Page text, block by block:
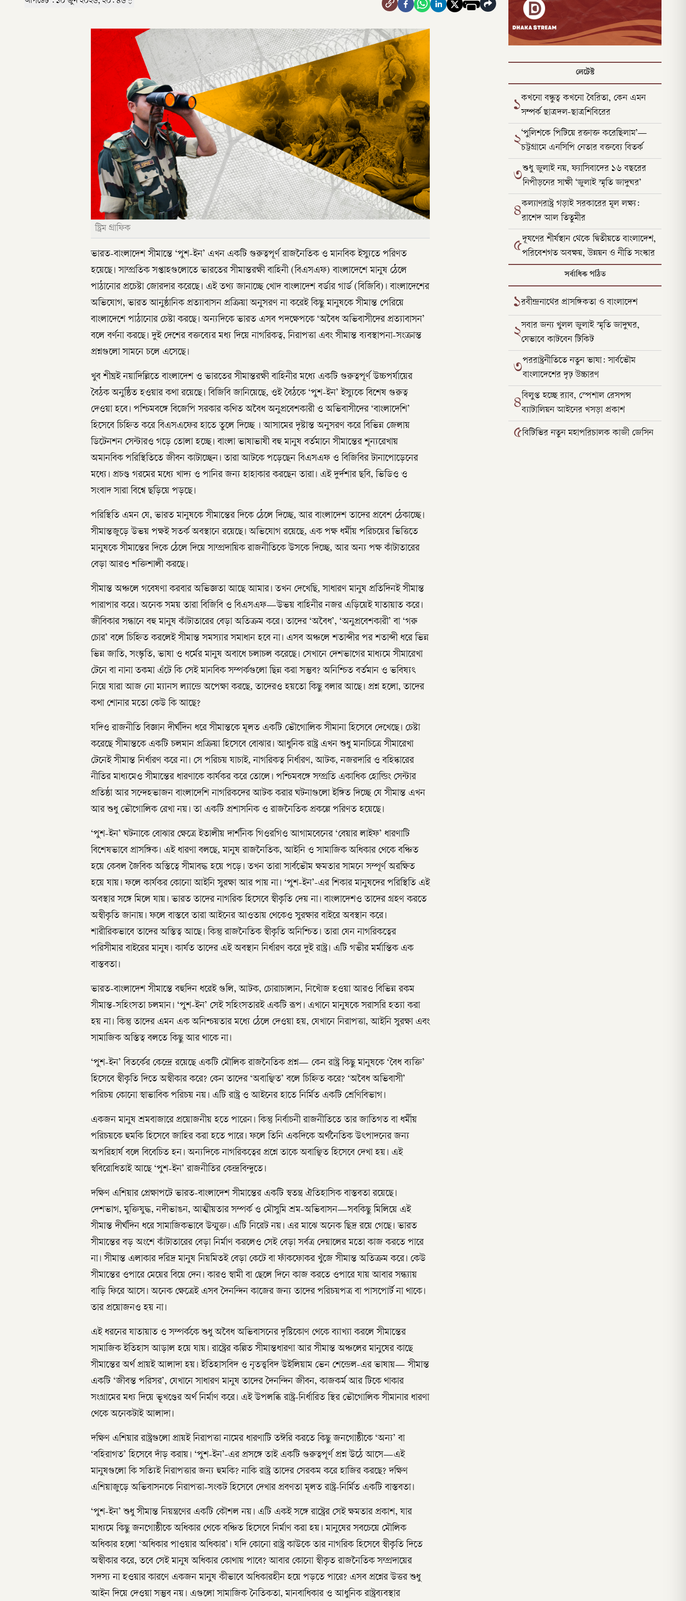
স্ট্রিম গ্রাফিক
ভারত-বাংলাদেশ সীমান্তে ‘পুশ-ইন’ এখন একটি গুরুত্বপূর্ণ রাজনৈতিক ও মানবিক ইস্যুতে পরিণত
হয়েছে। সাম্প্রতিক সপ্তাহগুলোতে ভারতের সীমান্তরক্ষী বাহিনী (বিএসএফ) বাংলাদেশে মানুষ ঠেলে
পাঠানোর প্রচেষ্টা জোরদার করেছে। এই তথ্য জানাচ্ছে খোদ বাংলাদেশ বর্ডার গার্ড (বিজিবি)। বাংলাদেশের
অভিযোগ, ভারত আনুষ্ঠানিক প্রত্যাবাসন প্রক্রিয়া অনুসরণ না করেই কিছু মানুষকে সীমান্ত পেরিয়ে
বাংলাদেশে পাঠানোর চেষ্টা করছে। অন্যদিকে ভারত এসব পদক্ষেপকে ‘অবৈধ অভিবাসীদের প্রত্যাবাসন’
বলে বর্ণনা করছে। দুই দেশের বক্তব্যের মধ্য দিয়ে নাগরিকত্ব, নিরাপত্তা এবং সীমান্ত ব্যবস্থাপনা-সংক্রান্ত
প্রশ্নগুলো সামনে চলে এসেছে।
খুব শীঘ্রই নয়াদিল্লিতে বাংলাদেশ ও ভারতের সীমান্তরক্ষী বাহিনীর মধ্যে একটি গুরুত্বপূর্ণ উচ্চপর্যায়ের
বৈঠক অনুষ্ঠিত হওয়ার কথা রয়েছে। বিজিবি জানিয়েছে, ওই বৈঠকে ‘পুশ-ইন’ ইস্যুকে বিশেষ গুরুত্ব
দেওয়া হবে। পশ্চিমবঙ্গে বিজেপি সরকার কথিত অবৈধ অনুপ্রবেশকারী ও অভিবাসীদের ‘বাংলাদেশি’
হিসেবে চিহ্নিত করে বিএসএফের হাতে তুলে দিচ্ছে । আসামের দৃষ্টান্ত অনুসরণ করে বিভিন্ন জেলায়
ডিটেনশন সেন্টারও গড়ে তোলা হচ্ছে। বাংলা ভাষাভাষী বহু মানুষ বর্তমানে সীমান্তের শূন্যরেখায়
অমানবিক পরিস্থিতিতে জীবন কাটাচ্ছেন। তারা আটকে পড়েছেন বিএসএফ ও বিজিবির টানাপোড়েনের
মধ্যে। প্রচণ্ড গরমের মধ্যে খাদ্য ও পানির জন্য হাহাকার করছেন তারা। এই দুর্দশার ছবি, ভিডিও ও
সংবাদ সারা বিশ্বে ছড়িয়ে পড়ছে।
পরিস্থিতি এমন যে, ভারত মানুষকে সীমান্তের দিকে ঠেলে দিচ্ছে, আর বাংলাদেশ তাদের প্রবেশ ঠেকাচ্ছে।
সীমান্তজুড়ে উভয় পক্ষই সতর্ক অবস্থানে রয়েছে। অভিযোগ রয়েছে, এক পক্ষ ধর্মীয় পরিচয়ের ভিত্তিতে
মানুষকে সীমান্তের দিকে ঠেলে দিয়ে সাম্প্রদায়িক রাজনীতিকে উসকে দিচ্ছে, আর অন্য পক্ষ কাঁটাতারের
বেড়া আরও শক্তিশালী করছে।
সীমান্ত অঞ্চলে গবেষণা করবার অভিজ্ঞতা আছে আমার। তখন দেখেছি, সাধারণ মানুষ প্রতিদিনই সীমান্ত
পারাপার করে। অনেক সময় তারা বিজিবি ও বিএসএফ—উভয় বাহিনীর নজর এড়িয়েই যাতায়াত করে।
জীবিকার সন্ধানে বহু মানুষ কাঁটাতারের বেড়া অতিক্রম করে। তাদের ‘অবৈধ’, ‘অনুপ্রবেশকারী’ বা ‘গরু
চোর’ বলে চিহ্নিত করলেই সীমান্ত সমস্যার সমাধান হবে না। এসব অঞ্চলে শতাব্দীর পর শতাব্দী ধরে ভিন্ন
ভিন্ন জাতি, সংস্কৃতি, ভাষা ও ধর্মের মানুষ অবাধে চলাচল করেছে। সেখানে দেশভাগের মাধ্যমে সীমারেখা
টেনে বা নানা তকমা এঁটে কি সেই মানবিক সম্পর্কগুলো ছিন্ন করা সম্ভব? অনিশ্চিত বর্তমান ও ভবিষ্যৎ
নিয়ে যারা আজ নো ম্যানস ল্যান্ডে অপেক্ষা করছে, তাদেরও হয়তো কিছু বলার আছে। প্রশ্ন হলো, তাদের
কথা শোনার মতো কেউ কি আছে?
যদিও রাজনীতি বিজ্ঞান দীর্ঘদিন ধরে সীমান্তকে মূলত একটি ভৌগোলিক সীমানা হিসেবে দেখেছে। চেষ্টা
করেছে সীমান্তকে একটি চলমান প্রক্রিয়া হিসেবে বোঝার। আধুনিক রাষ্ট্র এখন শুধু মানচিত্রে সীমারেখা
টেনেই সীমান্ত নির্ধারণ করে না। সে পরিচয় যাচাই, নাগরিকত্ব নির্ধারণ, আটক, নজরদারি ও বহিষ্কারের
নীতির মাধ্যমেও সীমান্তের ধারণাকে কার্যকর করে তোলে। পশ্চিমবঙ্গে সম্প্রতি একাধিক হোল্ডিং সেন্টার
প্রতিষ্ঠা আর সন্দেহভাজন বাংলাদেশি নাগরিকদের আটক করার ঘটনাগুলো ইঙ্গিত দিচ্ছে যে সীমান্ত এখন
আর শুধু ভৌগোলিক রেখা নয়। তা একটি প্রশাসনিক ও রাজনৈতিক প্রকল্পে পরিণত হয়েছে।
‘পুশ-ইন’ ঘটনাকে বোঝার ক্ষেত্রে ইতালীয় দার্শনিক গিওরগিও আগামবেনের ‘বেয়ার লাইফ’ ধারণাটি
বিশেষভাবে প্রাসঙ্গিক। এই ধারণা বলছে, মানুষ রাজনৈতিক, আইনি ও সামাজিক অধিকার থেকে বঞ্চিত
হয়ে কেবল জৈবিক অস্তিত্বে সীমাবদ্ধ হয়ে পড়ে। তখন তারা সার্বভৌম ক্ষমতার সামনে সম্পূর্ণ অরক্ষিত
হয়ে যায়। ফলে কার্যকর কোনো আইনি সুরক্ষা আর পায় না। ‘পুশ-ইন’-এর শিকার মানুষদের পরিস্থিতি এই
অবস্থার সঙ্গে মিলে যায়। ভারত তাদের নাগরিক হিসেবে স্বীকৃতি দেয় না। বাংলাদেশও তাদের গ্রহণ করতে
অস্বীকৃতি জানায়। ফলে বাস্তবে তারা আইনের আওতায় থেকেও সুরক্ষার বাইরে অবস্থান করে।
শারীরিকভাবে তাদের অস্তিত্ব আছে। কিন্তু রাজনৈতিক স্বীকৃতি অনিশ্চিত। তারা যেন নাগরিকত্বের
পরিসীমার বাইরের মানুষ। কার্যত তাদের এই অবস্থান নির্ধারণ করে দুই রাষ্ট্র। এটি গভীর মর্মান্তিক এক
বাস্তবতা।
ভারত-বাংলাদেশ সীমান্তে বহুদিন ধরেই গুলি, আটক, চোরাচালান, নিখোঁজ হওয়া আরও বিভিন্ন রকম
সীমান্ত-সহিংসতা চলমান। ‘পুশ-ইন’ সেই সহিংসতারই একটি রূপ। এখানে মানুষকে সরাসরি হত্যা করা
হয় না। কিন্তু তাদের এমন এক অনিশ্চয়তার মধ্যে ঠেলে দেওয়া হয়, যেখানে নিরাপত্তা, আইনি সুরক্ষা এবং
সামাজিক অস্তিত্ব বলতে কিছু আর থাকে না।
‘পুশ-ইন’ বিতর্কের কেন্দ্রে রয়েছে একটি মৌলিক রাজনৈতিক প্রশ্ন— কেন রাষ্ট্র কিছু মানুষকে ‘বৈধ ব্যক্তি’
হিসেবে স্বীকৃতি দিতে অস্বীকার করে? কেন তাদের ‘অবাঞ্ছিত’ বলে চিহ্নিত করে? ‘অবৈধ অভিবাসী’
পরিচয় কোনো স্বাভাবিক পরিচয় নয়। এটি রাষ্ট্র ও আইনের হাতে নির্মিত একটি শ্রেণিবিভাগ।
একজন মানুষ শ্রমবাজারে প্রয়োজনীয় হতে পারেন। কিন্তু নির্বাচনী রাজনীতিতে তার জাতিগত বা ধর্মীয়
পরিচয়কে হুমকি হিসেবে জাহির করা হতে পারে। ফলে তিনি একদিকে অর্থনৈতিক উৎপাদনের জন্য
অপরিহার্য বলে বিবেচিত হন। অন্যদিকে নাগরিকত্বের প্রশ্নে তাকে অবাঞ্ছিত হিসেবে দেখা হয়। এই
স্ববিরোধিতাই আছে ‘পুশ-ইন’ রাজনীতির কেন্দ্রবিন্দুতে।
দক্ষিণ এশিয়ার প্রেক্ষাপটে ভারত-বাংলাদেশ সীমান্তের একটি স্বতন্ত্র ঐতিহাসিক বাস্তবতা রয়েছে।
দেশভাগ, মুক্তিযুদ্ধ, নদীভাঙন, আত্মীয়তার সম্পর্ক ও মৌসুমি শ্রম-অভিবাসন—সবকিছু মিলিয়ে এই
সীমান্ত দীর্ঘদিন ধরে সামাজিকভাবে উন্মুক্ত। এটি নিরেট নয়। এর মাঝে অনেক ছিদ্র রয়ে গেছে। ভারত
সীমান্তের বড় অংশে কাঁটাতারের বেড়া নির্মাণ করলেও সেই বেড়া সর্বত্র দেয়ালের মতো কাজ করতে পারে
না। সীমান্ত এলাকার দরিদ্র মানুষ নিয়মিতই বেড়া কেটে বা ফাঁকফোকর খুঁজে সীমান্ত অতিক্রম করে। কেউ
সীমান্তের ওপারে মেয়ের বিয়ে দেন। কারও স্বামী বা ছেলে দিনে কাজ করতে ওপারে যায় আবার সন্ধ্যায়
বাড়ি ফিরে আসে। অনেক ক্ষেত্রেই এসব দৈনন্দিন কাজের জন্য তাদের পরিচয়পত্র বা পাসপোর্ট না থাকে।
তার প্রয়োজনও হয় না।
এই ধরনের যাতায়াত ও সম্পর্ককে শুধু অবৈধ অভিবাসনের দৃষ্টিকোণ থেকে ব্যাখ্যা করলে সীমান্তের
সামাজিক ইতিহাস আড়াল হয়ে যায়। রাষ্ট্রের কল্পিত সীমান্তধারণা আর সীমান্ত অঞ্চলের মানুষের কাছে
সীমান্তের অর্থ প্রায়ই আলাদা হয়। ইতিহাসবিদ ও নৃতত্ত্ববিদ উইলিয়াম ভেন শেন্ডেল-এর ভাষায়— সীমান্ত
একটি ‘জীবন্ত পরিসর’, যেখানে সাধারণ মানুষ তাদের দৈনন্দিন জীবন, কাজকর্ম আর টিকে থাকার
সংগ্রামের মধ্য দিয়ে ভূখণ্ডের অর্থ নির্মাণ করে। এই উপলব্ধি রাষ্ট্র-নির্ধারিত স্থির ভৌগোলিক সীমানার ধারণা
থেকে অনেকটাই আলাদা।
দক্ষিণ এশিয়ার রাষ্ট্রগুলো প্রায়ই নিরাপত্তা নামের ধারণাটি তঈরি করতে কিছু জনগোষ্ঠীকে ‘অন্য’ বা
‘বহিরাগত’ হিসেবে দাঁড় করায়। ‘পুশ-ইন’-এর প্রসঙ্গে তাই একটি গুরুত্বপূর্ণ প্রশ্ন উঠে আসে—এই
মানুষগুলো কি সত্যিই নিরাপত্তার জন্য হুমকি? নাকি রাষ্ট্র তাদের সেরকম করে হাজির করছে? দক্ষিণ
এশিয়াজুড়ে অভিবাসনকে নিরাপত্তা-সংকট হিসেবে দেখার প্রবণতা মূলত রাষ্ট্র-নির্মিত একটি বাস্তবতা।
‘পুশ-ইন’ শুধু সীমান্ত নিয়ন্ত্রণের একটি কৌশল নয়। এটি একই সঙ্গে রাষ্ট্রের সেই ক্ষমতার প্রকাশ, যার
মাধ্যমে কিছু জনগোষ্ঠীকে অধিকার থেকে বঞ্চিত হিসেবে নির্মাণ করা হয়। মানুষের সবচেয়ে মৌলিক
অধিকার হলো ‘অধিকার পাওয়ার অধিকার’। যদি কোনো রাষ্ট্র কাউকে তার নাগরিক হিসেবে স্বীকৃতি দিতে
অস্বীকার করে, তবে সেই মানুষ অধিকার কোথায় পাবে? আবার কোনো স্বীকৃত রাজনৈতিক সম্প্রদায়ের
সদস্য না হওয়ার কারণে একজন মানুষ কীভাবে অধিকারহীন হয়ে পড়তে পারে? এসব প্রশ্নের উত্তর শুধু
আইন দিয়ে দেওয়া সম্ভব নয়। এগুলো সামাজিক নৈতিকতা, মানবাধিকার ও আধুনিক রাষ্ট্রব্যবস্থার
লেটেস্ট
১কখনো বন্ধুত্ব কখনো বৈরিতা, কেন এমন
সম্পর্ক ছাত্রদল-ছাত্রশিবিরের
২‘পুলিশকে পিটিয়ে রক্তাক্ত করেছিলাম’—
চট্টগ্রামে এনসিপি নেতার বক্তব্যে বিতর্ক
৩শুধু জুলাই নয়, ফ্যাসিবাদের ১৬ বছরের
নিপীড়নের সাক্ষী ‘জুলাই স্মৃতি জাদুঘর’
৪কল্যাণরাষ্ট্র গড়াই সরকারের মূল লক্ষ্য:
রাশেদ আল তিতুমীর
৫দূষণের শীর্ষস্থান থেকে দ্বিতীয়তে বাংলাদেশ,
পরিবেশগত অবক্ষয়, উন্নয়ন ও নীতি সংস্কার
সর্বাধিক পঠিত
১রবীন্দ্রনাথের প্রাসঙ্গিকতা ও বাংলাদেশ
২সবার জন্য খুলল জুলাই স্মৃতি জাদুঘর,
যেভাবে কাটবেন টিকিট
৩পররাষ্ট্রনীতিতে নতুন ভাষা: সার্বভৌম
বাংলাদেশের দৃঢ় উচ্চারণ
৪বিলুপ্ত হচ্ছে র‍্যাব, স্পেশাল রেসপন্স
ব্যাটালিয়ন আইনের খসড়া প্রকাশ
৫বিটিভির নতুন মহাপরিচালক কাজী জেসিন